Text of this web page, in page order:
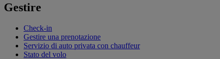
Gestire
Check-in
Gestire una prenotazione
Servizio di auto privata con chauffeur
Stato del volo